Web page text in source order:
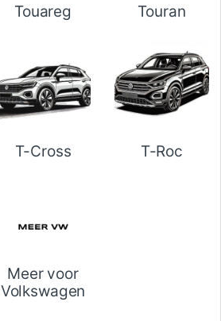
Touareg Touran
T-Cross T-Roc
Meer voor
Volkswagen